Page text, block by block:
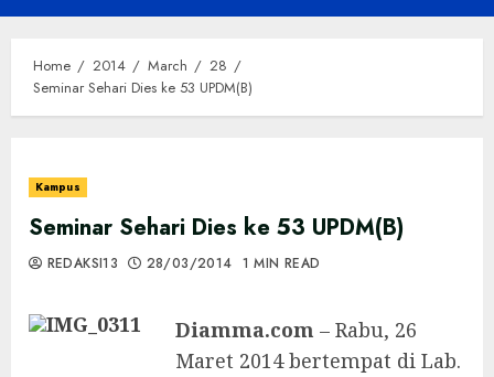
Menu
Home 2014 March
28
Seminar Sehari Dies ke 53 UPDM(B)
Kampus
Seminar Sehari Dies ke 53 UPDM(B)
REDAKSI13 28/03/2014 1 MIN READ
Diamma.com – Rabu, 26
Maret 2014 bertempat di Lab.